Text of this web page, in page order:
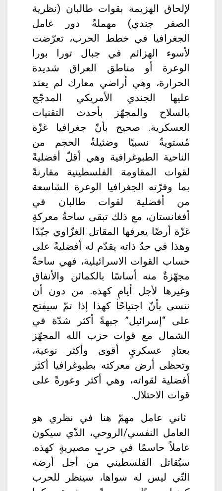
لإلحاق الهزيمة بقوات طالبان (نظرية
الصفر جندي) مهملةً دور عامل
الجغرافيا في خطط الحرب، تعرّضت
لأسوء الهزائم في جبال تورا بورا
الوعرة أو مناطق العراق شديدة
الحرارة، وهي أراضي معارك لم يعتد
عليها الجندي الأمريكي المدجّج
بالسلاح والمجهّز بأحدث التقنيات
العسكرية. صحيح بأنّ جغرافيا غزّة
مُستويةٌ نسبيًا وضئيلةُ الحجم من
الناحية الطبوغرافية وهي أقلّ أفضليةً
لقوات المقاومة الفلسطينية مقارنةً
بما وفرّته الجغرافيا الوعرة الشاسعة
من أفضلية لقوات طالبان في
أفغانستان، مع ذلك تبقى ساحةُ معركةِ
غزّة أرضًا يعرفها المقاتل الغزّاوي جيّدًا
وهذا في حدّ ذاته يقدّم له أفضليةً على
حساب القوات الاسرائيلية، فهي ساحةٌ
مجهّزةٌ منه أساسًا بالكمائن والأنفاق
وغيرها لأجل أيامٍ كهذه. من دون أن
ننسى بأنّ اجتياحًا كهذا إذا تمّ سيفتح
على “إسرائيل” جبهةً أكثر شدّة في
الشمال مع قوات حزب الله المجهّز
بعتادٍ عسكريٍ أقوى وأكثر نوعية،
وتحظى أرض معركته بطبوغرافيا أكثر
أفضلية لقواته، وهي أكثر وعورةً على
قوات الاحتلال.
ثاني عامل مهمّ هنا في نظري هو
العامل النفسي/الروحي، الذّي سيكون
عاملاً حاسمًا في حربٍ مصيريةٍ كهذه.
سيُقاتل الفلسطيني من أجل أرضه
التّي ليس له سواها، سينظر للحرب